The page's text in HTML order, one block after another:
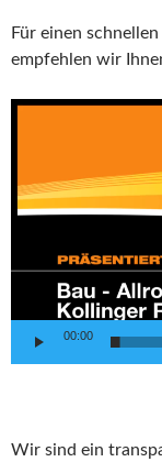
Für einen
empfehlen wir
Video-
00:00
Wir sind ein